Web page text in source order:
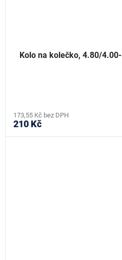
Kolo na kolečko, 4.80/
173,55 Kč bez DPH
210 Kč